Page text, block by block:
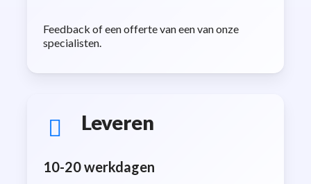
Feedback of een offerte van een van onze
specialisten.
Leveren
10-20 werkdagen